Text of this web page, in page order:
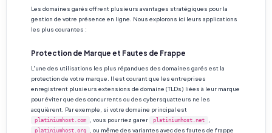
Les domaines garés offrent plusieurs avantages stratégiques pour la
gestion de votre présence en ligne. Nous explorons ici leurs applications
les plus courantes :
Protection de Marque et Fautes de Frappe
L'une des utilisations les plus répandues des domaines garés est la
protection de votre marque. Il est courant que les entreprises
enregistrent plusieurs extensions de domaine (TLDs) liées à leur marque
pour éviter que des concurrents ou des cybersquatteurs ne les
acquièrent. Par exemple, si votre domaine principal est
platiniumhost.com , vous pourriez garer platiniumhost.net
platiniumhost.org
, ou même des variantes avec des fautes de frappe